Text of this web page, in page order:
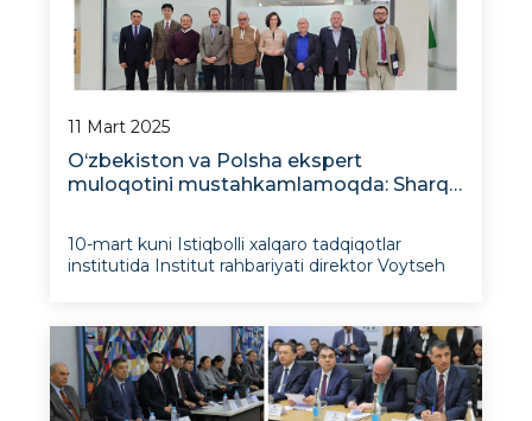
11 Mart 2025
O‘zbekiston va Polsha ekspert
muloqotini mustahkamlamoqda: Sharq
10-mart kuni Istiqbolli xalqaro tadqiqotlar
institutida Institut rahbariyati direktor Voytseh
uchrashdi. Muzokarada OSW direktor o‘rinbosari
Yustina Gotkovska